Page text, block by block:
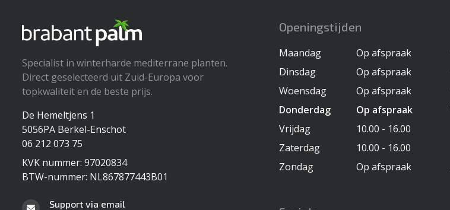
Specialist in winterharde mediterrane planten.
Direct geselecteerd uit Zuid-Europa voor
topkwaliteit en de beste prijs.
De Hemeltjens 1
5056PA Berkel-Enschot
06 212 073 75
KVK nummer: 97020834
BTW-nummer: NL867877443B01
Support via email
Openingstijden
Maandag
Op afspraak
Dinsdag
Op afspraak
Woensdag
Op afspraak
Donderdag
Op afspraak
Vrijdag
10.00 - 16.00
Zaterdag
10.00 - 16.00
Zondag
Op afspraak